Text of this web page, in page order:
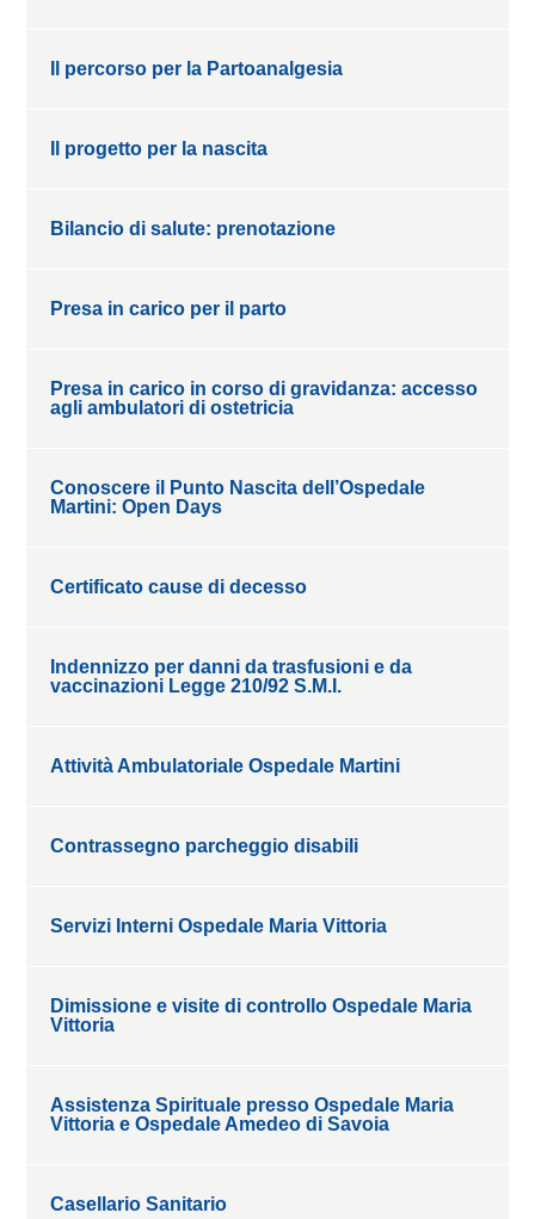
Il percorso per la Partoanalgesia
Il progetto per la nascita
Bilancio di salute: prenotazione
Presa in carico per il parto
Presa in carico in corso di gravidanza: accesso
agli ambulatori di ostetricia
Conoscere il Punto Nascita dell’Ospedale
Martini: Open Days
Certificato cause di decesso
Indennizzo per danni da trasfusioni e da
vaccinazioni Legge 210/92 S.M.I.
Attività Ambulatoriale Ospedale Martini
Contrassegno parcheggio disabili
Servizi Interni Ospedale Maria Vittoria
Dimissione e visite di controllo Ospedale Maria
Vittoria
Assistenza Spirituale presso Ospedale Maria
Vittoria e Ospedale Amedeo di Savoia
Casellario Sanitario